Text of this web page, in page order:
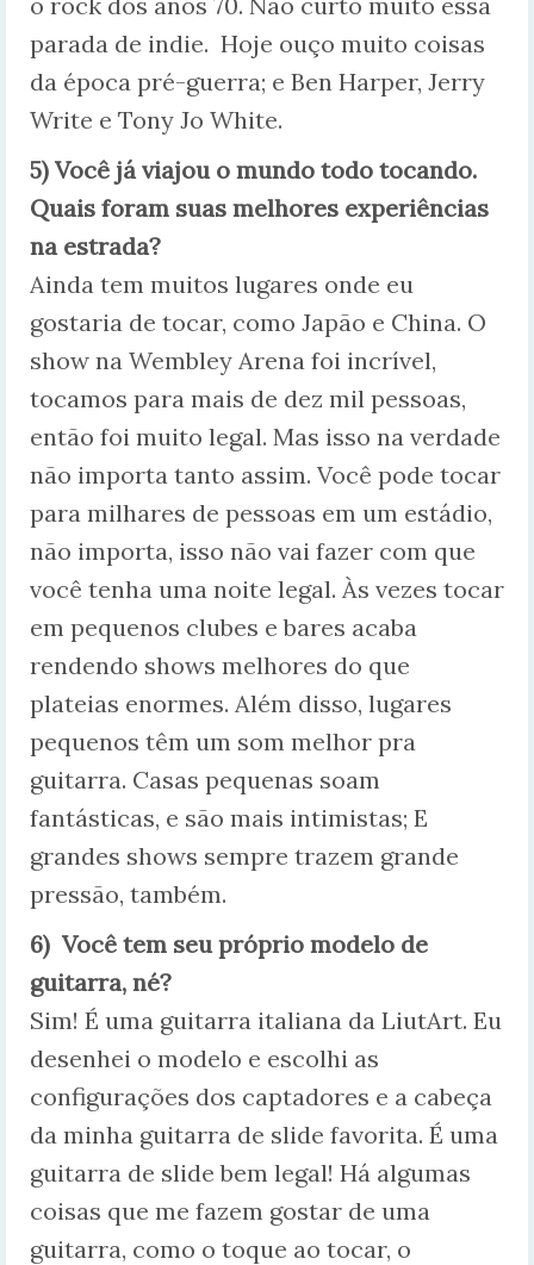
parada de indie. Hoje ouço muito coisas
da época pré-guerra; e Ben Harper, Jerry
Write e Tony Jo White.
5) Você já viajou o mundo todo tocando.
Quais foram suas melhores experiências
na estrada?
Ainda tem muitos lugares onde eu
gostaria de tocar, como Japão e China. O
show na Wembley Arena foi incrível,
tocamos para mais de dez mil pessoas,
então foi muito legal. Mas isso na verdade
não importa tanto assim. Você pode tocar
para milhares de pessoas em um estádio,
não importa, isso não vai fazer com que
você tenha uma noite legal. Às vezes tocar
em pequenos clubes e bares acaba
rendendo shows melhores do que
plateias enormes. Além disso, lugares
pequenos têm um som melhor pra
guitarra. Casas pequenas soam
fantásticas, e são mais intimistas; E
grandes shows sempre trazem grande
pressão, também.
6) Você tem seu próprio modelo de
guitarra, né?
Sim! É uma guitarra italiana da LiutArt. Eu
desenhei o modelo e escolhi as
configurações dos captadores e a cabeça
da minha guitarra de slide favorita. É uma
guitarra de slide bem legal! Há algumas
coisas que me fazem gostar de uma
guitarra, como o toque ao tocar, o